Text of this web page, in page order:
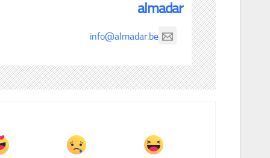
almadar
info@almadar.be